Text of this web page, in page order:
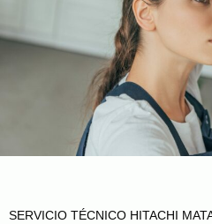
SERVICIO TÉCNICO HITACHI